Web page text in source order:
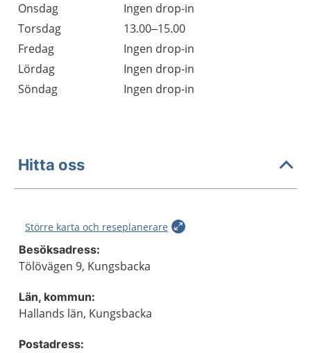
Onsdag
Ingen drop-in
Torsdag
13.00–15.00
Fredag
Ingen drop-in
Lördag
Ingen drop-in
Söndag
Ingen drop-in
Hitta oss
Större karta och reseplanerare
Besöksadress:
Tölövägen 9, Kungsbacka
Län, kommun:
Hallands län, Kungsbacka
Postadress: